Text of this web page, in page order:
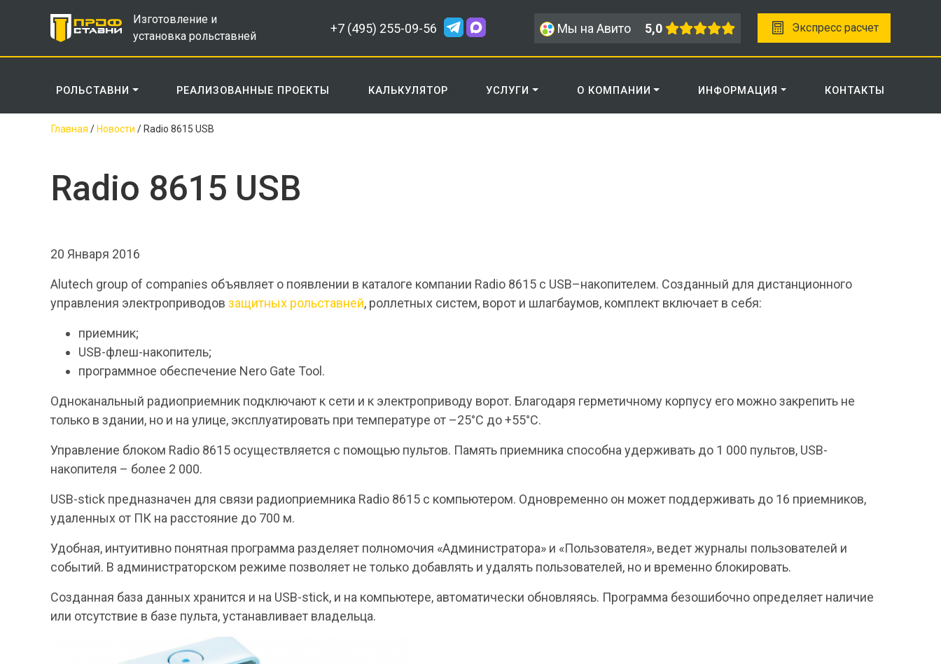
Изготовление и
установка рольставней
+7 (495) 255-09-56 Экспресс расчет
Мы на Авито 5,0
РОЛЬСТАВНИ РЕАЛИЗОВАННЫЕ ПРОЕКТЫ КАЛЬКУЛЯТОР УСЛУГИ О КОМПАНИИ ИНФОРМАЦИЯ КОНТАКТЫ
Главная / Новости / Radio 8615 USB
Radio 8615 USB
20 Января 2016
Alutech group of companies объявляет о появлении в каталоге компании Radio 8615 с USB–накопителем. Созданный для дистанционного
управления электроприводов защитных рольставней, роллетных систем, ворот и шлагбаумов, комплект включает в себя:
приемник;
USB-флеш-накопитель;
программное обеспечение Nero Gate Tool.
Одноканальный радиоприемник подключают к сети и к электроприводу ворот. Благодаря герметичному корпусу его можно закрепить не
только в здании, но и на улице, эксплуатировать при температуре от –25°С до +55°С.
Управление блоком Radio 8615 осуществляется с помощью пультов. Память приемника способна удерживать до 1 000 пультов, USB-
накопителя – более 2 000.
USB-stick предназначен для связи радиоприемника Radio 8615 с компьютером. Одновременно он может поддерживать до 16 приемников,
удаленных от ПК на расстояние до 700 м.
Удобная, интуитивно понятная программа разделяет полномочия «Администратора» и «Пользователя», ведет журналы пользователей и
событий. В администраторском режиме позволяет не только добавлять и удалять пользователей, но и временно блокировать.
Созданная база данных хранится и на USB-stick, и на компьютере, автоматически обновляясь. Программа безошибочно определяет наличие
или отсутствие в базе пульта, устанавливает владельца.